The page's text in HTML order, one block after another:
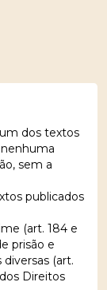
dos textos
sem a
publicados
(art. 184 e
prisão e
(art.
Direitos